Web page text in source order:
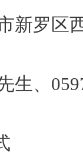
罗区
生、